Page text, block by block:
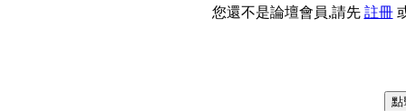
您還不是論壇會員,請先 註冊